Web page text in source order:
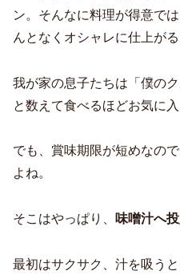
ン。そんなに料理が得意で
んとなくオシャレに仕上がる
我が家の息子たちは「僕の
と数えて食べるほどお気に入
でも、賞味期限が短めなの
よね。
そこはやっぱり、 味噌汁へ投
最初はサクサク、汁を吸う